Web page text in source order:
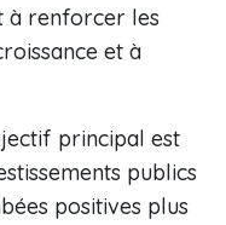
à renforcer les
et à
principal est
publics
positives plus